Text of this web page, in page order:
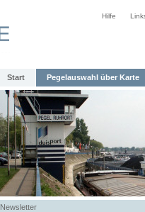
Hilfe
Start Pegelauswahl über Karte
Newsletter